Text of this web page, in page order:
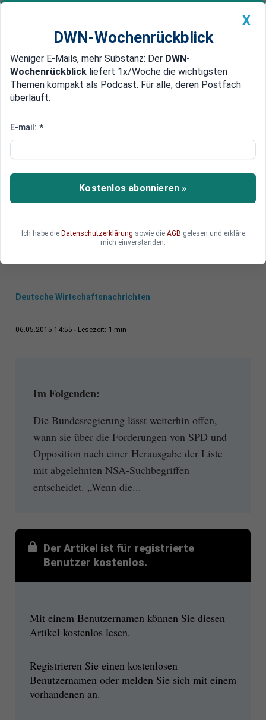
Newsticker MEIN DWN: Geldanlage Premium
Edelmetalle DWN-Magazin China
Liste mit NSA-Suchbegriffen
Merkel muss USA um Erlaubnis
fragen, ob sie Bundestag
informieren darf
Die SPD und die Opposition verlangen die
NSA-Suchbegriffen. Kanzlerin Merkel will
hingegen erst die USA um Erlaubnis fragen.
Deutsche Wirtschaftsnachrichten
06.05.2015 14:55 Lesezeit: 1 min
Im Folgenden:
Die Bundesregierung lässt weiterhin offen,
wann sie über die Forderungen von SPD und
Opposition nach einer Herausgabe der Liste
mit abgelehnten NSA-Suchbegriffen
entscheidet. „Wenn die...
Der Artikel ist für registrierte
Benutzer kostenlos.
Mit einem Benutzernamen können Sie diesen
Artikel kostenlos lesen.
Registrieren Sie einen kostenlosen
Benutzernamen oder melden Sie sich mit einem
vorhandenen an.
X
DWN-Wochenrückblick
Weniger E-Mails, mehr Substanz: Der DWN-
Wochenrückblick liefert 1x/Woche die wichtigsten
Themen kompakt als Podcast. Für alle, deren Postfach
überläuft.
E-mail: *
Kostenlos abonnieren »
Ich habe die Datenschutzerklärung sowie die AGB gelesen und erkläre
mich einverstanden.